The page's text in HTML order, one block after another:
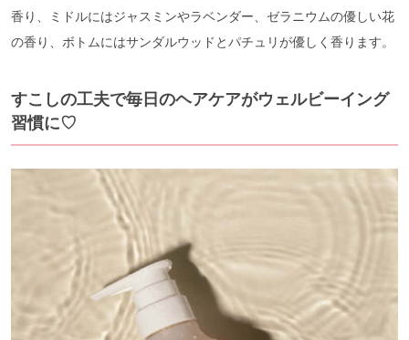
香り、ミドルにはジャスミンやラベンダー、ゼラニウムの優しい花
の香り、ボトムにはサンダルウッドとパチュリが優しく香ります。
すこしの工夫で毎日のヘアケアがウェルビーイング
習慣に♡